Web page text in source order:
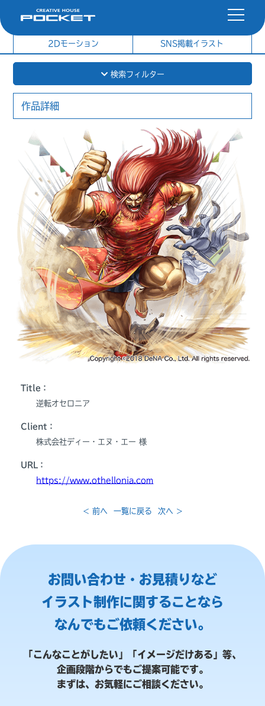
社内制作イラスト
2Dモーション SNS掲載イラスト
検索フィルター
作品詳細
Title：
逆転オセロニア
Client：
株式会社ディー・エヌ・エー 様
URL：
https://www.othellonia.com
< 前へ 一覧に戻る 次へ >
お問い合わせ・お見積りなど
イラスト制作に関することなら
なんでもご依頼ください。
「こんなことがしたい」「イメージだけある」等、
企画段階からでもご提案可能です。
まずは、お気軽にご相談ください。